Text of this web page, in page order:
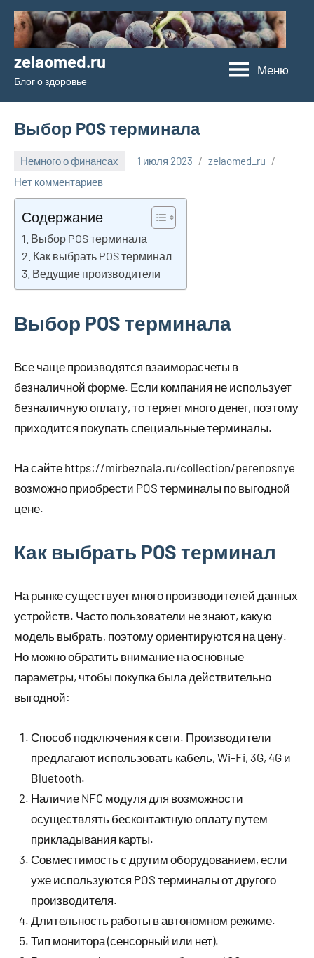
Перейти
содержимому
zelaomed.ru
Блог о здоровье
Меню
Выбор POS терминала
Немного о финансах 1 июля 2023
zelaomed_ru
Нет комментариев
Содержание
Выбор POS терминала
Как выбрать POS терминал
Ведущие производители
Выбор POS терминала
Все чаще производятся взаиморасчеты в
безналичной форме. Если компания не использует
безналичную оплату, то теряет много денег, поэтому
приходится покупать специальные терминалы.
На сайте https://mirbeznala.ru/collection/perenosnye
возможно приобрести POS терминалы по выгодной
цене.
Как выбрать POS терминал
На рынке существует много производителей данных
устройств. Часто пользователи не знают, какую
модель выбрать, поэтому ориентируются на цену.
Но можно обратить внимание на основные
параметры, чтобы покупка была действительно
выгодной:
Способ подключения к сети. Производители
предлагают использовать кабель, Wi-Fi, 3G, 4G и
Bluetooth.
Наличие NFC модуля для возможности
осуществлять бесконтактную оплату путем
прикладывания карты.
Совместимость с другим оборудованием, если
уже используются POS терминалы от другого
производителя.
Длительность работы в автономном режиме.
Тип монитора (сенсорный или нет).